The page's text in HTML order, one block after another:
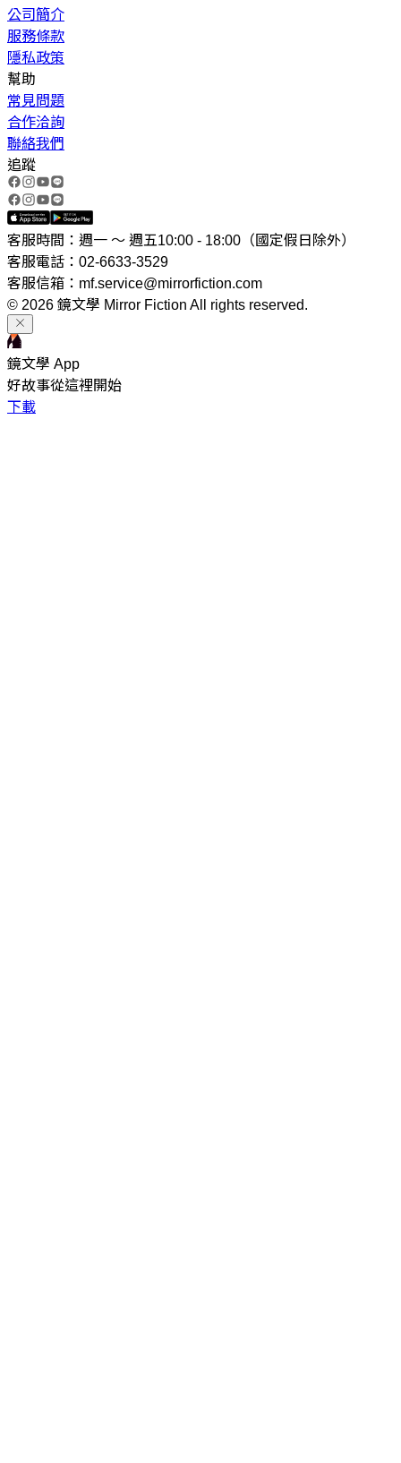
公司簡介
服務條款
隱私政策
幫助
常見問題
合作洽詢
聯絡我們
追蹤
客服時間：週一 ～ 週五10:00 - 18:00（國定假日除外）
客服電話：02-6633-3529
客服信箱：mf.service@mirrorfiction.com
© 2026 鏡文學 Mirror Fiction All rights reserved.
鏡文學 App
好故事從這裡開始
下載